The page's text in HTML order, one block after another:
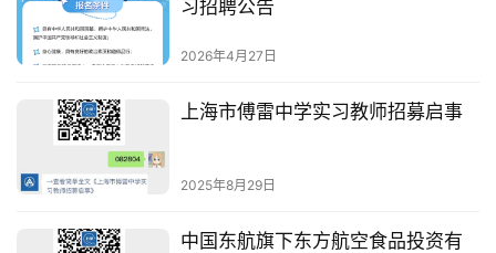
习招聘公告
2026年4月27日
上海市傅雷中学实习教师招募启事
2025年8月29日
中国东航旗下东方航空食品投资有